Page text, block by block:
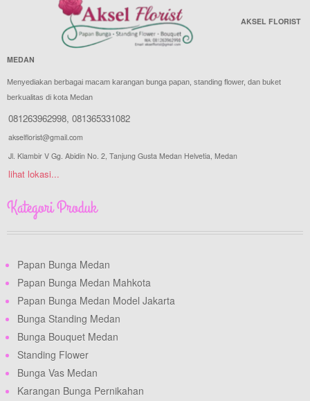
AKSEL FLORIST
MEDAN
Menyediakan berbagai macam karangan bunga papan, standing flower, dan buket
berkualitas di kota Medan
081263962998, 081365331082
akselflorist@gmail.com
Jl. Klambir V Gg. Abidin No. 2, Tanjung Gusta Medan Helvetia, Medan
lihat lokasi...
Kategori Produk
Papan Bunga Medan
Papan Bunga Medan Mahkota
Papan Bunga Medan Model Jakarta
Bunga Standing Medan
Bunga Bouquet Medan
Standing Flower
Bunga Vas Medan
Karangan Bunga Pernikahan